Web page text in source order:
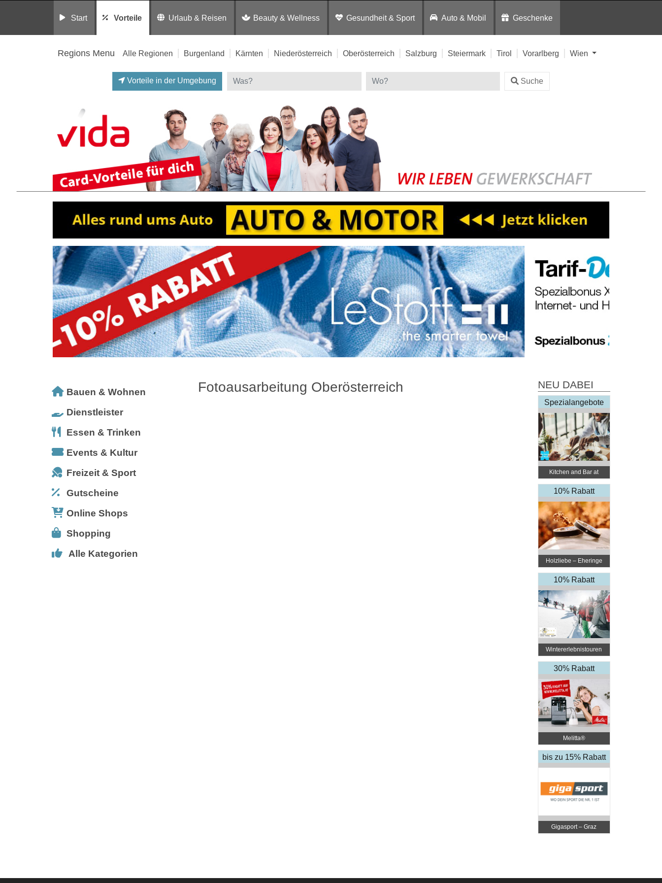
Start Vorteile Urlaub & Reisen Beauty & Wellness Gesundheit & Sport Auto & Mobil Geschenke
Regions Menu Alle Regionen Burgenland Kärnten Niederösterreich Oberösterreich Salzburg Steiermark Tirol Vorarlberg Wien
Vorteile in der Umgebung Suche
Bauen & Wohnen
Dienstleister
Essen & Trinken
Events & Kultur
Freizeit & Sport
Gutscheine
Online Shops
Shopping
Alle Kategorien
Fotoausarbeitung Oberösterreich NEU DABEI
Spezialangebote
Kitchen and Bar at
Courtyard Linz
10% Rabatt
Holzliebe – Eheringe
aus Holz
10% Rabatt
Wintererlebnistouren
30% Rabatt
Melitta®
bis zu 15% Rabatt
Gigasport – Graz